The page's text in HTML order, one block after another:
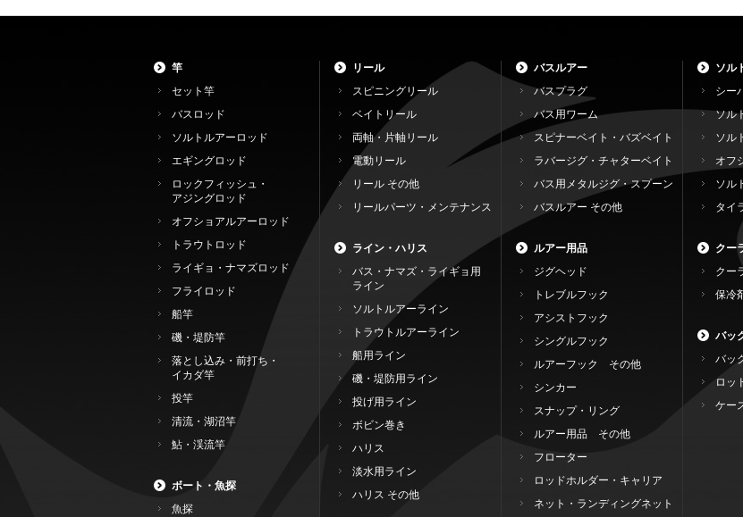
竿
セット竿
バスロッド
ソルトルアーロッド
エギングロッド
ロックフィッシュ・
アジングロッド
オフショアルアーロッド
トラウトロッド
ライギョ・ナマズロッド
フライロッド
船竿
磯・堤防竿
落とし込み・前打ち・
イカダ竿
投竿
清流・湖沼竿
鮎・渓流竿
ボート・魚探
魚探
リール
スピニングリール
ベイトリール
両軸・片軸リール
電動リール
リール その他
リールパーツ・メンテナンス
ライン・ハリス
バス・ナマズ・ライギョ用
ライン
ソルトルアーライン
トラウトルアーライン
船用ライン
磯・堤防用ライン
投げ用ライン
ボビン巻き
ハリス
淡水用ライン
ハリス その他
バスルアー
バスプラグ
バス用ワーム
スピナーベイト・バズベイト
ラバージグ・チャターベイト
バス用メタルジグ・スプーン
バスルアー その他
ルアー用品
ジグヘッド
トレブルフック
アシストフック
シングルフック
ルアーフック その他
シンカー
スナップ・リング
ルアー用品 その他
フローター
ロッドホルダー・キャリア
ネット・ランディングネット
ソル
シー
ソル
ソル
オフ
ソル
タイ
クー
クー
保冷
バッ
バッ
ロッ
ケー